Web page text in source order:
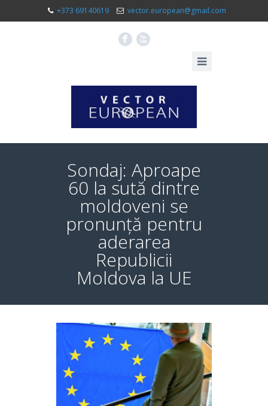
+373 69140619 vector.european@gmail.com
F X
Sondaj: Aproape
60 la sută dintre
moldoveni se
pronunță pentru
aderarea
Republicii
Moldova la UE